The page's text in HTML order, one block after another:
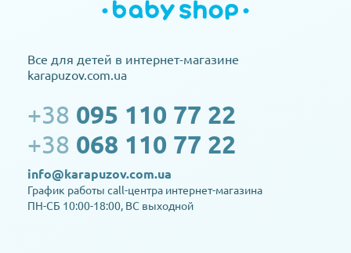
Все для детей в интернет-магазине
karapuzov.com.ua
+38 095 110 77 22
+38 068 110 77 22
info@karapuzov.com.ua
График работы call-центра интернет-магазина
ПН-СБ 10:00-18:00, ВС выходной